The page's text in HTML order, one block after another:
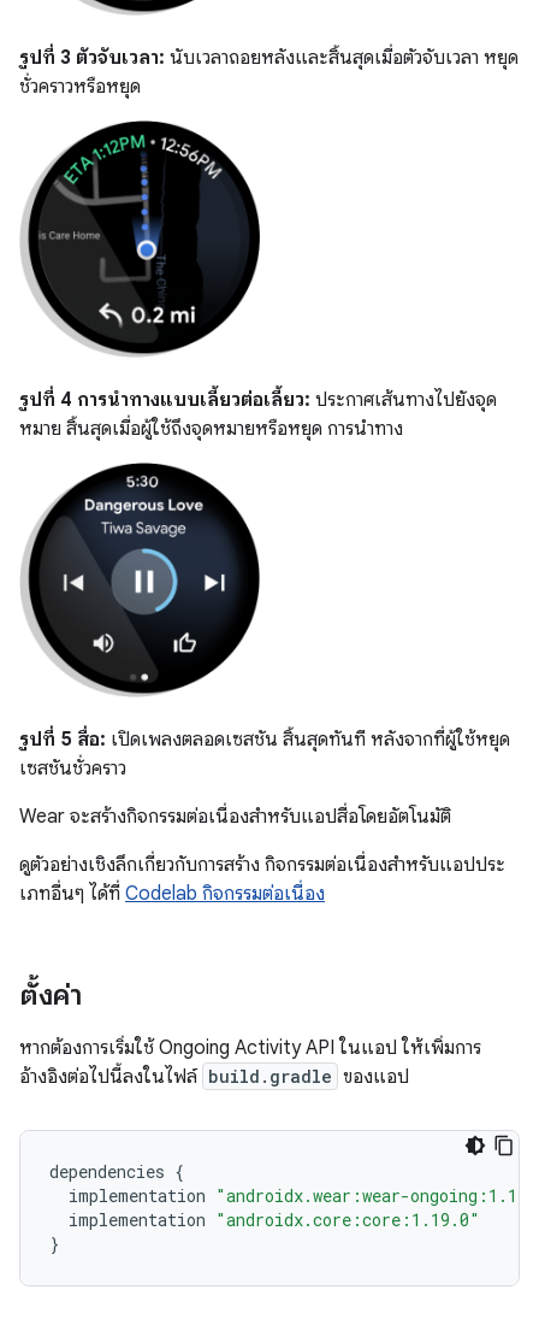
รูปที่ 3 ตัวจับเวลา: นับเวลาถอยหลังและสิ้นสุดเมื่อตัวจับเวลา หยุด
ชั่วคราวหรือหยุด
รูปที่ 4 การนำทางแบบเลี้ยวต่อเลี้ยว: ประกาศเส้นทางไปยังจุด
หมาย สิ้นสุดเมื่อผู้ใช้ถึงจุดหมายหรือหยุด การนำทาง
รูปที่ 5 สื่อ: เปิดเพลงตลอดเซสชัน สิ้นสุดทันที หลังจากที่ผู้ใช้หยุด
เซสชันชั่วคราว
Wear จะสร้างกิจกรรมต่อเนื่องสำหรับแอปสื่อโดยอัตโนมัติ
ดูตัวอย่างเชิงลึกเกี่ยวกับการสร้าง กิจกรรมต่อเนื่องสำหรับแอปประ
เภทอื่นๆ ได้ที่ Codelab กิจกรรมต่อเนื่อง
ตั้งค่า
หากต้องการเริ่มใช้ Ongoing Activity API ในแอป ให้เพิ่มการ
อ้างอิงต่อไปนี้ลงในไฟล์ build.gradle ของแอป
dependencies {
implementation "androidx.wear:wear-
implementation "androidx.core:core:1.19.0"
}